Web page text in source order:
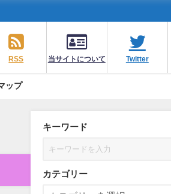
RSS 当サイトについて Twitter
ップ
キーワード
カテゴリー